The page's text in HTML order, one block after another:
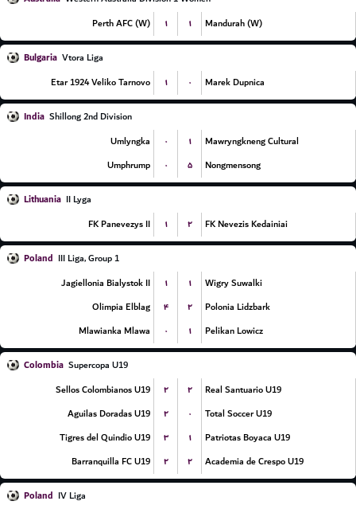
Perth AFC (W)
۱ ۱ Mandurah (W)
Bulgaria Vtora Liga
Etar 1924 Veliko Tarnovo
۱ ۰ Marek Dupnica
India Shillong 2nd Division
Umlyngka
۰ ۱
Mawryngkneng Cultural
Umphrump
۰ ۵ Nongmensong
Lithuania II Lyga
FK Panevezys II
۱ ۲ FK Nevezis Kedainiai
Poland III Liga, Group 1
Jagiellonia Bialystok II
۱ ۱
Wigry Suwalki
Olimpia Elblag
۴ ۲
Polonia Lidzbark
Mlawianka Mlawa
۰ ۱ Pelikan Lowicz
Colombia Supercopa U19
Sellos Colombianos U19
۲ ۲
Real Santuario U19
Aguilas Doradas U19
۲ ۰
Total Soccer U19
Tigres del Quindio U19
۳ ۱
Patriotas Boyaca U19
Barranquilla FC U19
۲ ۲ Academia de Crespo U19
Poland IV Liga